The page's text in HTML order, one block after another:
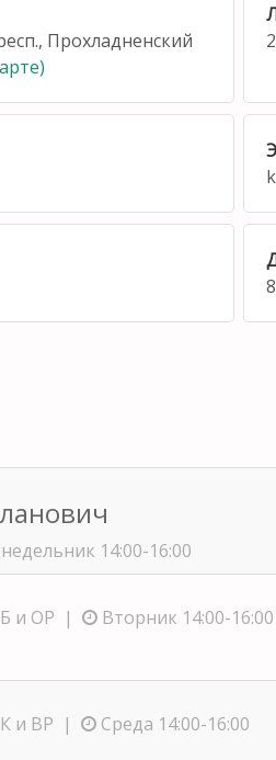
Прохладненский
14:00-16:00
Б и ОР | Вторник 14:00-16:00
К и ВР | Среда 14:00-16:00